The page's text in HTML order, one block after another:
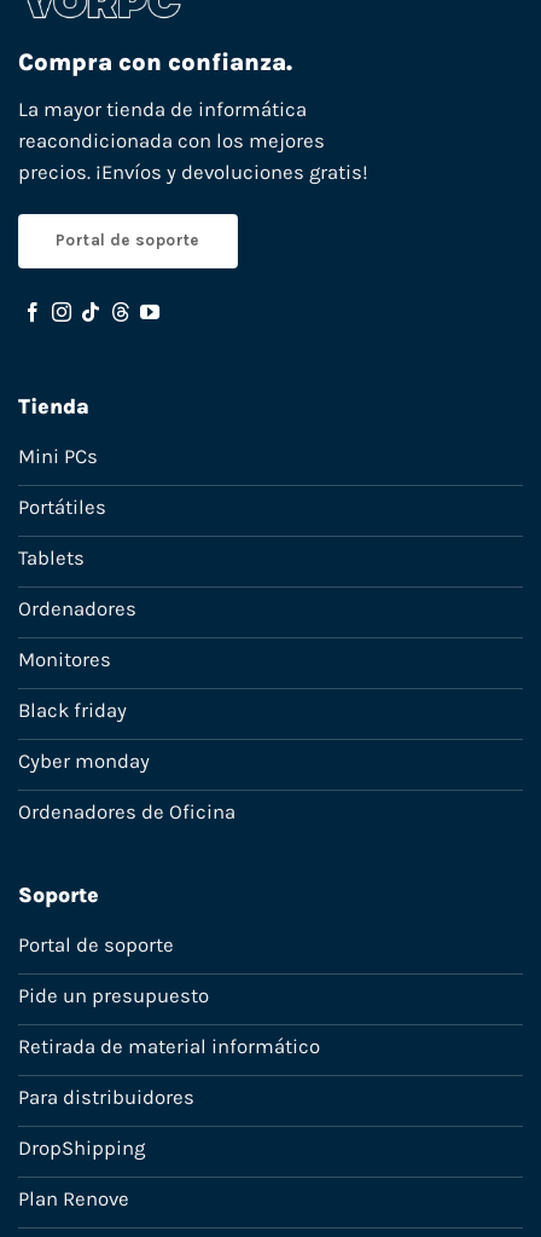
Compra con confianza.
La mayor tienda de informática
reacondicionada con los mejores
precios. ¡Envíos y devoluciones gratis!
Portal de soporte
Tienda
Mini PCs
Portátiles
Tablets
Ordenadores
Monitores
Black friday
Cyber monday
Ordenadores de Oficina
Soporte
Portal de soporte
Pide un presupuesto
Retirada de material informático
Para distribuidores
DropShipping
Plan Renove